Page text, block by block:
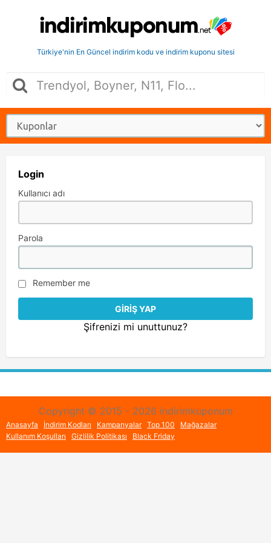
Türkiye'nin En Güncel indirim kodu ve indirim kuponu sitesi
Login
Kullanıcı adı
Parola
Remember me
Şifrenizi mi unuttunuz?
Copyright © 2015 - 2026 indirimkuponum
Anasayfa İndirim Kodları Kampanyalar Top 100
Mağazalar
Kullanım Koşulları
Gizlilik Politikası Black Friday